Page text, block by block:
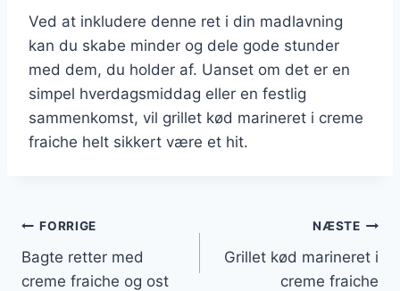
Ved at inkludere denne ret i din madlavning
kan du skabe minder og dele gode stunder
med dem, du holder af. Uanset om det er en
simpel hverdagsmiddag eller en festlig
sammenkomst, vil grillet kød marineret i creme
fraiche helt sikkert være et hit.
Indlægsnavigation
FORRIGE
Bagte retter med
creme fraiche og ost
NÆSTE
Grillet kød marineret i
creme fraiche